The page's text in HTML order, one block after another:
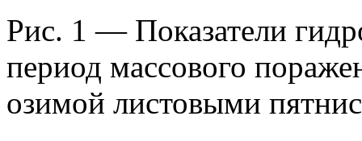
Рис. 1 — Показатели
период массового
озимой листовыми